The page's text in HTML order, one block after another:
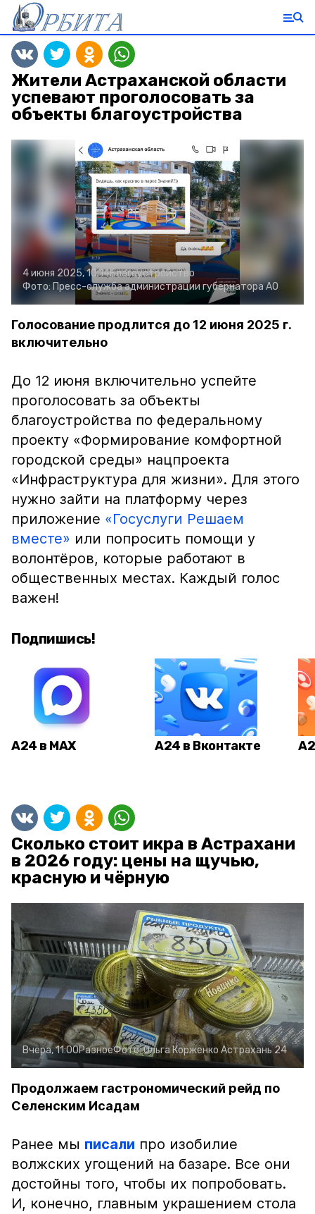
Жители Астраханской области
успевают проголосовать за
объекты благоустройства
4 июня 2025, 10:14Благоустройство
Фото: Пресс-служба администрации губернатора АО
Голосование продлится до 12 июня 2025 г.
включительно
До 12 июня включительно успейте
проголосовать за объекты
благоустройства по федеральному
проекту «Формирование комфортной
городской среды» нацпроекта
«Инфраструктура для жизни». Для этого
нужно зайти на платформу через
приложение «Госуслуги Решаем
вместе» или попросить помощи у
волонтёров, которые работают в
общественных местах. Каждый голос
важен!
Подпишись!
А24 в MAX А24 в Вконтакте
Сколько стоит икра в Астрахани
в 2026 году: цены на щучью,
красную и чёрную
Вчера, 11:00РазноеФото:Ольга Корженко Астрахань 24
Продолжаем гастрономический рейд по
Селенским Исадам
Ранее мы писали про изобилие
волжских угощений на базаре. Все они
достойны того, чтобы их попробовать.
И, конечно, главным украшением стола